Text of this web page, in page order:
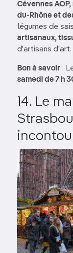
Cévennes
du-Rhône et
légumes de
artisanaux,
d'artisans d'art.
Bon à savoir :
samedi de 7 h
14. Le
Image